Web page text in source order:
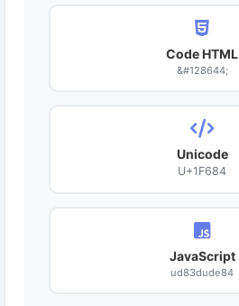
Code HTML
&#128644;
Unicode
U+1F684
JavaScript
ud83dude84